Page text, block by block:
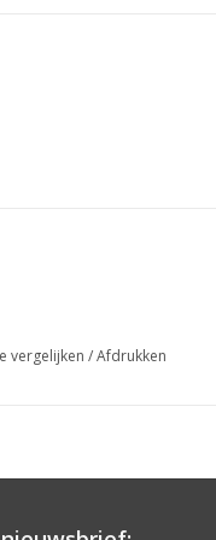
vergelijken /Afdrukken